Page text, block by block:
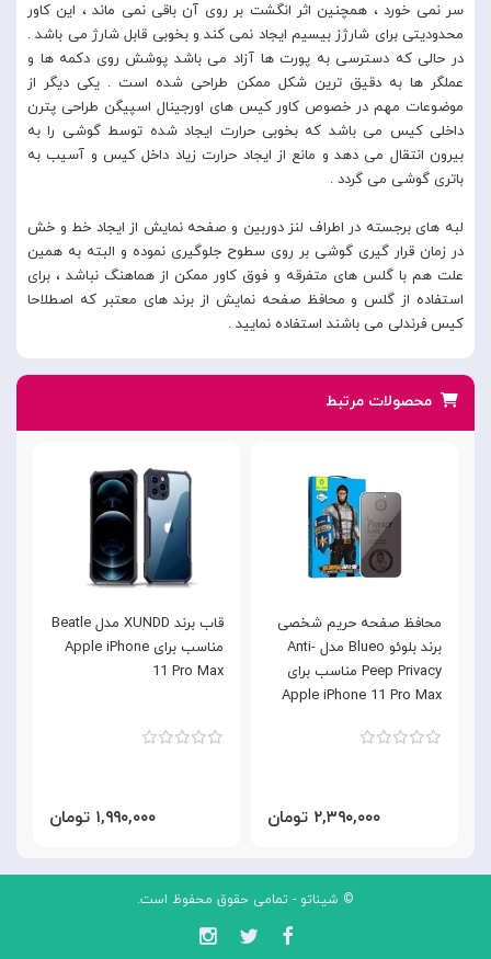
سر نمی خورد ، همچنین اثر انگشت بر روی آن باقی نمی ماند ، این کاور
محدودیتی برای شارژز بیسیم ایجاد نمی کند و بخوبی قابل شارژ می باشد .
در حالی که دسترسی به پورت ها آزاد می باشد پوشش روی دکمه ها و
عملگر ها به دقیق ترین شکل ممکن طراحی شده است . یکی دیگر از
موضوعات مهم در خصوص کاور کیس های اورجینال اسپیگن طراحی پترن
داخلی کیس می باشد که بخوبی حرارت ایجاد شده توسط گوشی را به
بیرون انتقال می دهد و مانع از ایجاد حرارت زیاد داخل کیس و آسیب به
باتری گوشی می گردد .
لبه های برجسته در اطراف لنز دوربین و صفحه نمایش از ایجاد خط و خش
در زمان قرار گیری گوشی بر روی سطوح جلوگیری نموده و البته به همین
علت هم با گلس های متفرقه و فوق کاور ممکن از هماهنگ نباشد ، برای
استفاده از گلس و محافظ صفحه نمایش از برند های معتبر که اصطلاحا
کیس فرندلی می باشند استفاده نمایید .
محصولات مرتبط
قاب برند XUNDD مدل Beatle
مناسب برای Apple iPhone
11 Pro Max
۱,۹۹۰,۰۰۰ تومان
محافظ صفحه حریم شخصی
برند بلوئو Blueo مدل Anti-
Peep Privacy مناسب برای
Apple iPhone 11 Pro Max
۲,۳۹۰,۰۰۰ تومان
© شیناتو - تمامی حقوق محفوظ است.